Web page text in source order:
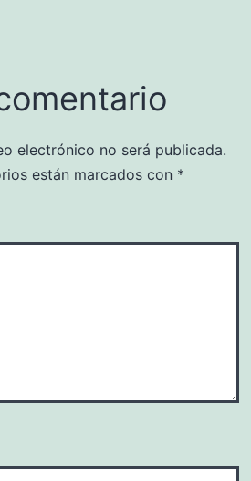
electrónico no será publicada.
están marcados con *